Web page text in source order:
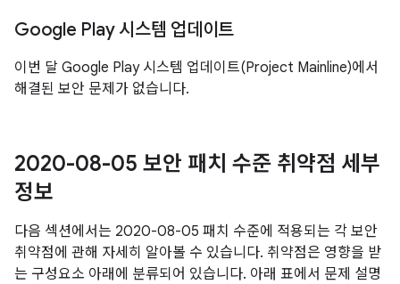
Google Play 시스템 업데이트
이번 달 Google Play 시스템 업데이트(Project Mainline)에서
해결된 보안 문제가 없습니다.
2020-08-05 보안 패치 수준 취약점 세부
정보
다음 섹션에서는 2020-08-05 패치 수준에 적용되는 각 보안
취약점에 관해 자세히 알아볼 수 있습니다. 취약점은 영향을 받
는 구성요소 아래에 분류되어 있습니다. 아래 표에서 문제 설명